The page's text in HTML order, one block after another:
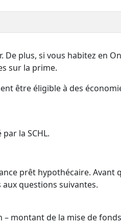
De plus, si vous habitez en
sur la prime.
être éligible à des
la SCHL.
prêt hypothécaire. Avant
questions suivantes.
montant de la mise de